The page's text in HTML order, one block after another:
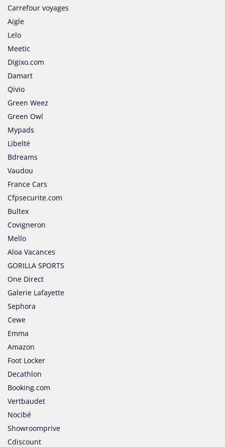
Carrefour voyages
Aigle
Lelo
Meetic
Digixo.com
Damart
Qivio
Green Weez
Green Owl
Mypads
Libelté
Bdreams
Vaudou
France Cars
Cfpsecurite.com
Bultex
Covigneron
Mello
Aloa Vacances
GORILLA SPORTS
One Direct
Galerie Lafayette
Sephora
Cewe
Emma
Amazon
Foot Locker
Decathlon
Booking.com
Vertbaudet
Nocibé
Showroomprive
Cdiscount